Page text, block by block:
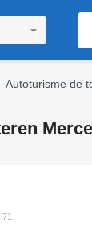
Autoturisme de